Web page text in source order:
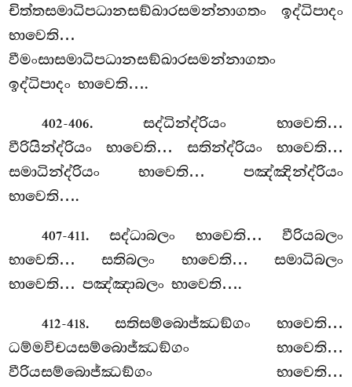
චිත්තසමාධිපධානසඞ්ඛාරසමන්නාගතං ඉද්ධිපාදං
භාවෙති…
වීමංසාසමාධිපධානසඞ්ඛාරසමන්නාගතං
ඉද්ධිපාදං භාවෙති….
402-406. සද්ධින්ද්රියං භාවෙති…
වීරියින්ද්රියං භාවෙති… සතින්ද්රියං භාවෙති…
සමාධින්ද්රියං භාවෙති… පඤ්ඤින්ද්රියං
භාවෙති….
407-411. සද්ධාබලං භාවෙති… වීරියබලං
භාවෙති… සතිබලං භාවෙති… සමාධිබලං
භාවෙති… පඤ්ඤාබලං භාවෙති….
412-418. සතිසම්බොජ්ඣඞ්ගං භාවෙති…
ධම්මවිචයසම්බොජ්ඣඞ්ගං භාවෙති…
වීරියසම්බොජ්ඣඞ්ගං භාවෙති…